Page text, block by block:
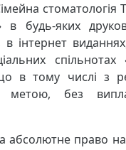
в будь-яких
в інтернет
спільнотах
в тому числі з
метою, без
абсолютне право